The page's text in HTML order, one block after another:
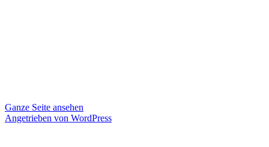
Ganze Seite ansehen
Angetrieben von WordPress